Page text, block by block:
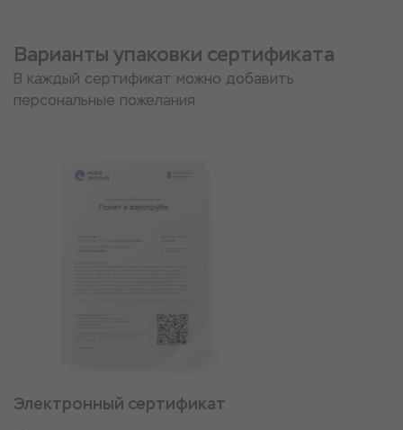
Варианты упаковки сертификата
В каждый сертификат можно добавить
персональные пожелания
Электронный сертификат